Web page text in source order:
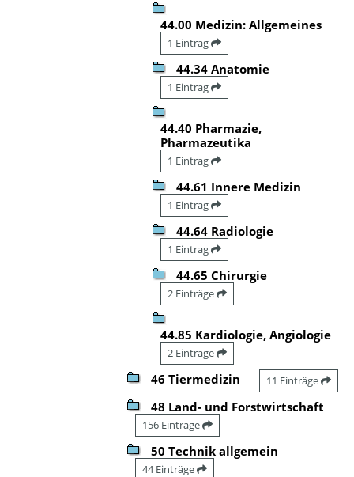
44.00 Medizin: Allgemeines
1 Eintrag
44.34 Anatomie
1 Eintrag
44.40 Pharmazie,
Pharmazeutika
1 Eintrag
44.61 Innere Medizin
1 Eintrag
44.64 Radiologie
1 Eintrag
44.65 Chirurgie
2 Einträge
44.85 Kardiologie, Angiologie
2 Einträge
46 Tiermedizin 11 Einträge
48 Land- und Forstwirtschaft
156 Einträge
50 Technik allgemein
44 Einträge